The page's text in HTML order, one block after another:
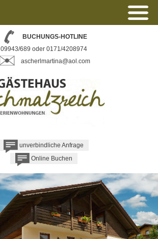
BUCHUNGS-HOTLINE
09943/689 oder 0171/4208974
ascherlmartina@aol.com
unverbindliche Anfrage
Online Buchen